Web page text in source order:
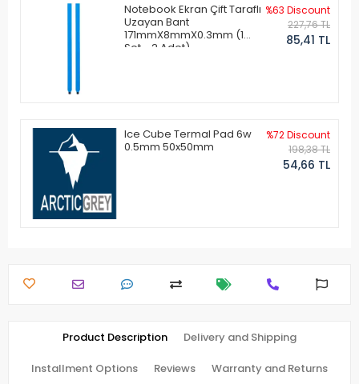
Notebook Ekran Çift Taraflı
Uzayan Bant
171mmX8mmX0.3mm (1
Set - 2 Adet)
%63 Discount
227,76 TL
85,41 TL
Ice Cube Termal Pad 6w
0.5mm 50x50mm
%72 Discount
198,38 TL
54,66 TL
Product Description Delivery and Shipping
Installment Options Reviews Warranty and Returns